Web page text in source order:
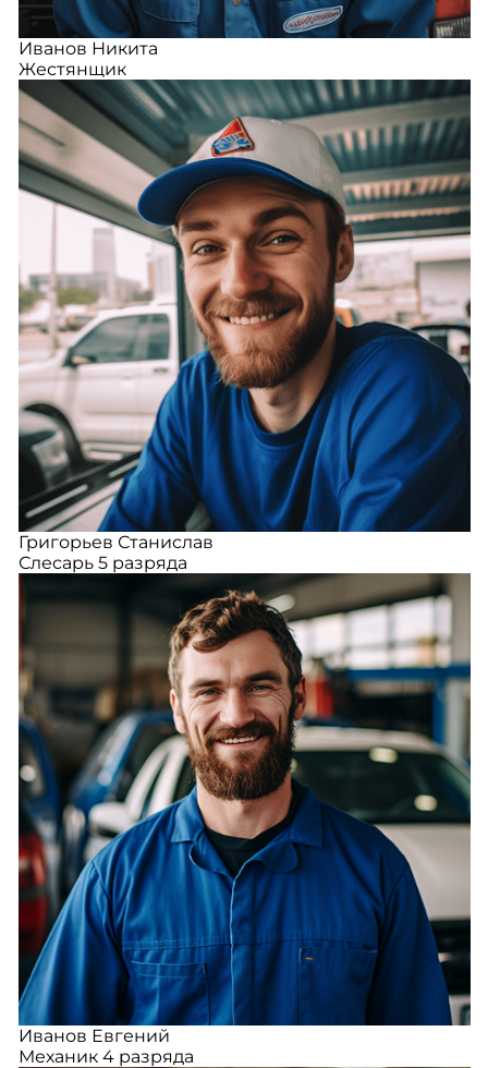
Иванов Никита
Жестянщик
Григорьев Станислав
Слесарь 5 разряда
Иванов Евгений
Механик 4 разряда